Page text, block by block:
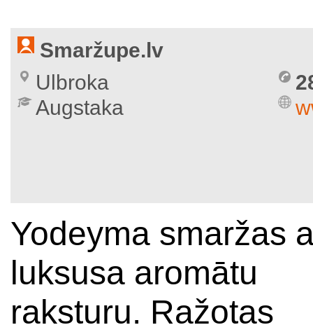
Smaržupe.lv
Ulbroka
Augstaka
Yodeyma smaržas
luksusa aromātu
raksturu. Ražotas